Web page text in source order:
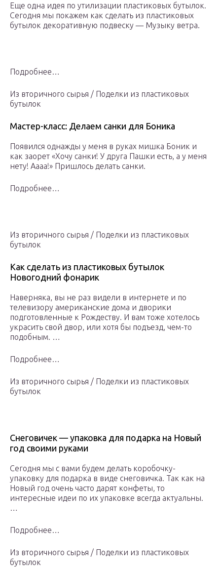
Еще одна идея по утилизации пластиковых бутылок.
Сегодня мы покажем как сделать из пластиковых
бутылок декоративную подвеску — Музыку ветра.
Подробнее…
Из вторичного сырья / Поделки из пластиковых
бутылок
Мастер-класс: Делаем санки для Боника
Появился однажды у меня в руках мишка Боник и
как заорет «Хочу санки! У друга Пашки есть, а у меня
нету! Аааа!» Пришлось делать санки.
Подробнее…
Из вторичного сырья / Поделки из пластиковых
бутылок
Как сделать из пластиковых бутылок
Новогодний фонарик
Наверняка, вы не раз видели в интернете и по
телевизору американские дома и дворики
подготовленные к Рождеству. И вам тоже хотелось
украсить свой двор, или хотя бы подъезд, чем-то
подобным. …
Подробнее…
Из вторичного сырья / Поделки из пластиковых
бутылок
Снеговичек — упаковка для подарка на Новый
год своими руками
Сегодня мы с вами будем делать коробочку-
упаковку для подарка в виде снеговичка. Так как на
Новый год очень часто дарят конфеты, то
интересные идеи по их упаковке всегда актуальны.
…
Подробнее…
Из вторичного сырья / Поделки из пластиковых
бутылок